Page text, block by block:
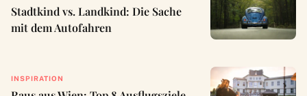
Stadtkind vs. Landkind: Die Sache
mit dem Autofahren
INSPIRATION